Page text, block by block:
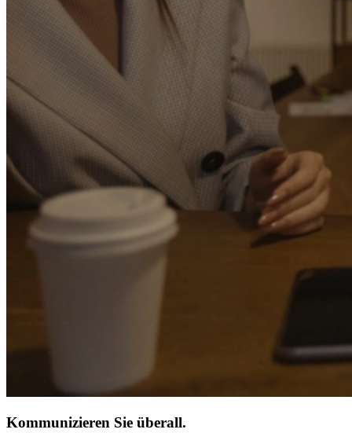
Kommunizieren Sie überall.